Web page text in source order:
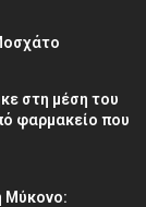
στη μέση του
φαρμακείο που
Μύκονο: